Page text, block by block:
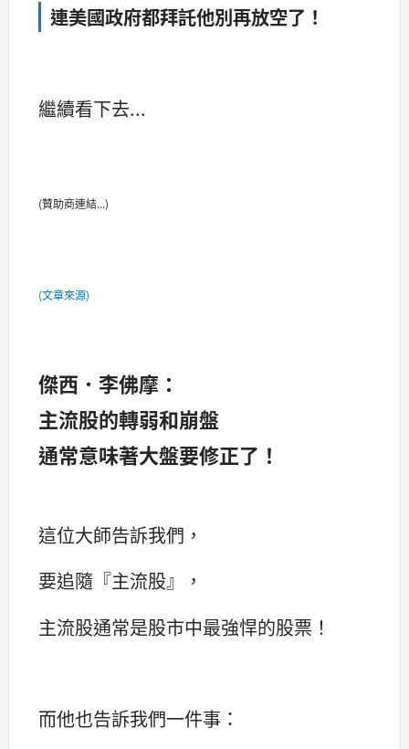
連美國政府都拜託他別再放空了！
繼續看下去...
(贊助商連結...)
(文章來源)
傑西．李佛摩：
主流股的轉弱和崩盤
通常意味著大盤要修正了！
這位大師告訴我們，
要追隨『主流股』，
主流股通常是股市中最強悍的股票！
而他也告訴我們一件事：